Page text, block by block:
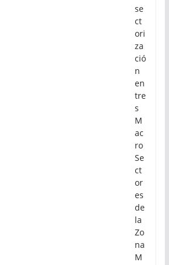
se
ct
ori
za
ció
n
en
tre
s
M
ac
ro
Se
ct
or
es
de
la
Zo
na
M